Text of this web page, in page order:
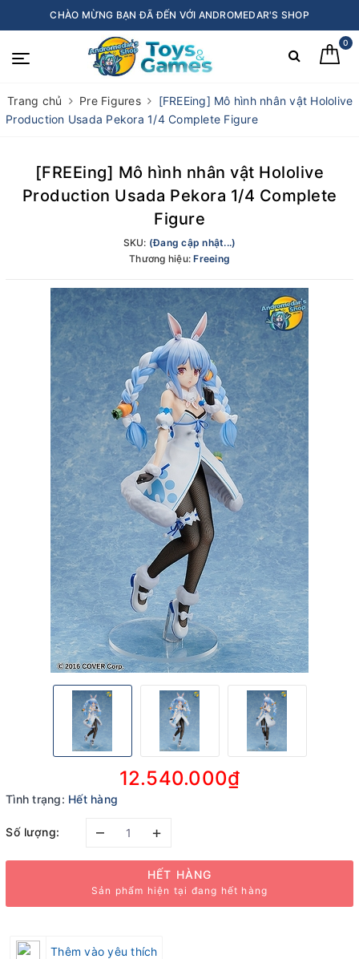
CHÀO MỪNG BẠN ĐÃ ĐẾN VỚI ANDROMEDAR'S SHOP
0
Trang chủ Pre Figures
[FREEing] Mô hình nhân vật Hololive
Production Usada Pekora 1/4 Complete Figure
[FREEing] Mô hình nhân vật Hololive
Production Usada Pekora 1/4 Complete
Figure
SKU: (Đang cập nhật...)
Thương hiệu:Freeing
12.540.000₫
Tình trạng: Hết hàng
Số lượng: – +
HẾT HÀNG
Sản phẩm hiện tại đang hết hàng
Thêm vào yêu thích